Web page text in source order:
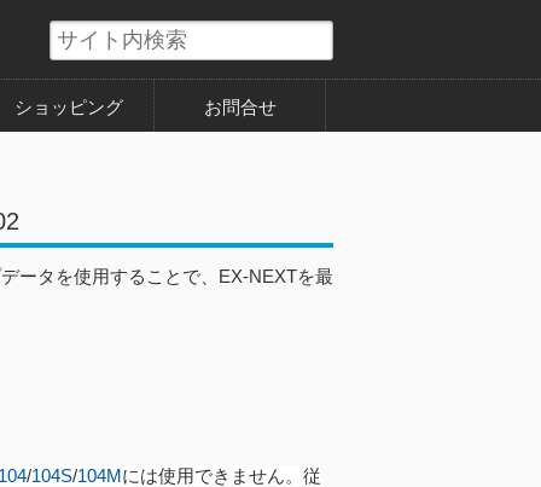
ショッピング お問合せ
ータを使用することで、EX-NEXTを最
/104S/104Mには使用できません。従